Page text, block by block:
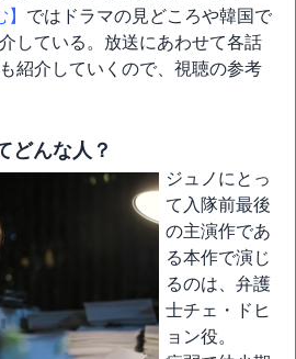
ではドラマの見どころや韓国で
している。放送にあわせて各話
紹介していくので、視聴の参考
どんな人？
ジュノにとっ
て入隊前最後
の主演作であ
る本作で演じ
るのは、弁護
士チェ・ドヒ
ョン役。